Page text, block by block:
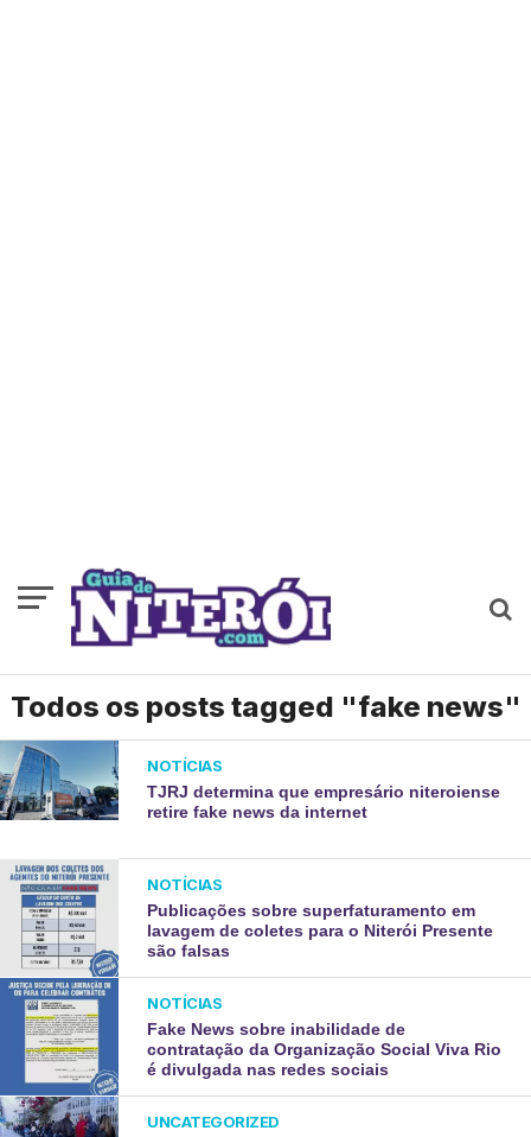
Todos os posts tagged "fake news"
NOTÍCIAS
TJRJ determina que empresário niteroiense
retire fake news da internet
NOTÍCIAS
Publicações sobre superfaturamento em
lavagem de coletes para o Niterói Presente
são falsas
NOTÍCIAS
Fake News sobre inabilidade de
contratação da Organização Social Viva Rio
é divulgada nas redes sociais
UNCATEGORIZED